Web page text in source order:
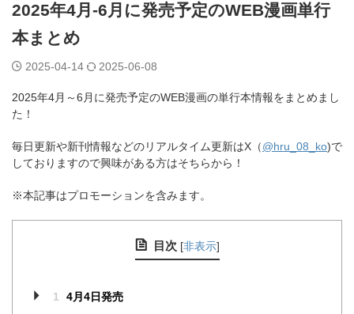
2025年4月-6月に発売予定のWEB漫画単行
本まとめ
2025-04-14 2025-06-08
2025年4月～6月に発売予定のWEB漫画の単行本情報をまとめまし
た！
毎日更新や新刊情報などのリアルタイム更新はX（@hru_08_ko)で
しておりますので興味がある方はそちらから！
※本記事はプロモーションを含みます。
目次 [非表示]
1 4月4日発売